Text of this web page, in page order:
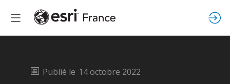
Publié le 14 octobre 2022